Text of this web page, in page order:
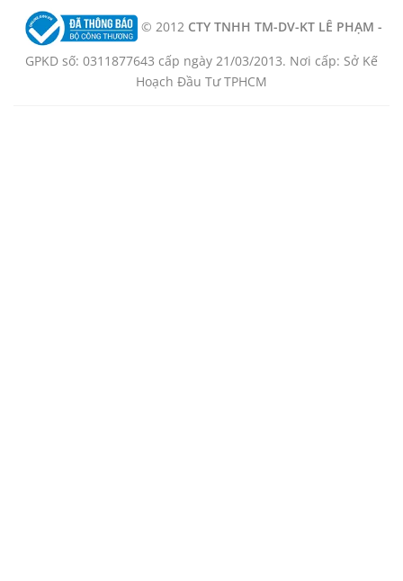
© 2012 CTY TNHH TM-DV-KT LÊ PHẠM -
GPKD số: 0311877643 cấp ngày 21/03/2013. Nơi cấp: Sở Kế
Hoạch Đầu Tư TPHCM